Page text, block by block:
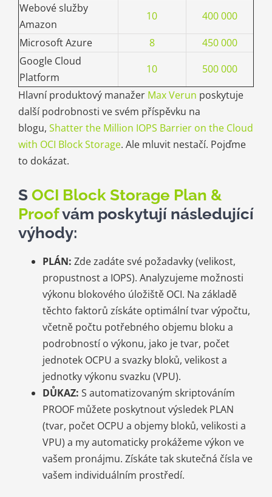
Webové služby
Amazon
10
400 000
Microsoft Azure
8
450 000
Google Cloud
Platform
10
500 000
Hlavní produktový manažer Max Verun poskytuje
další podrobnosti ve svém příspěvku na
blogu, Shatter the Million IOPS Barrier on the Cloud
with OCI Block Storage. Ale mluvit nestačí. Pojďme
to dokázat.
S OCI Block Storage Plan &
Proofvám poskytují následující
výhody:
PLÁN: Zde zadáte své požadavky (velikost,
propustnost a IOPS). Analyzujeme možnosti
výkonu blokového úložiště OCI. Na základě
těchto faktorů získáte optimální tvar výpočtu,
včetně počtu potřebného objemu bloku a
podrobností o výkonu, jako je tvar, počet
jednotek OCPU a svazky bloků, velikost a
jednotky výkonu svazku (VPU).
DŮKAZ: S automatizovaným skriptováním
PROOF můžete poskytnout výsledek PLAN
(tvar, počet OCPU a objemy bloků, velikosti a
VPU) a my automaticky prokážeme výkon ve
vašem pronájmu. Získáte tak skutečná čísla ve
vašem individuálním prostředí.